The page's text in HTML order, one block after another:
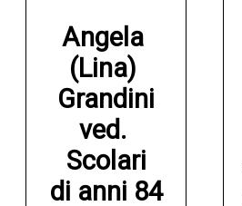
Angela
(Lina)
Grandini
ved.
Scolari
di anni 84